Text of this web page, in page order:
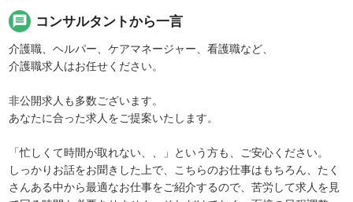
message コンサルタントから一言
介護職、ヘルパー、ケアマネージャー、看護職など、
介護職求人はお任せください。
非公開求人も多数ございます。
あなたに合った求人をご提案いたします。
「忙しくて時間が取れない、、」という方も、ご安心ください。
しっかりお話をお聞きした上で、こちらのお仕事はもちろん、たく
さんある中から最適なお仕事をご紹介するので、苦労して求人を見